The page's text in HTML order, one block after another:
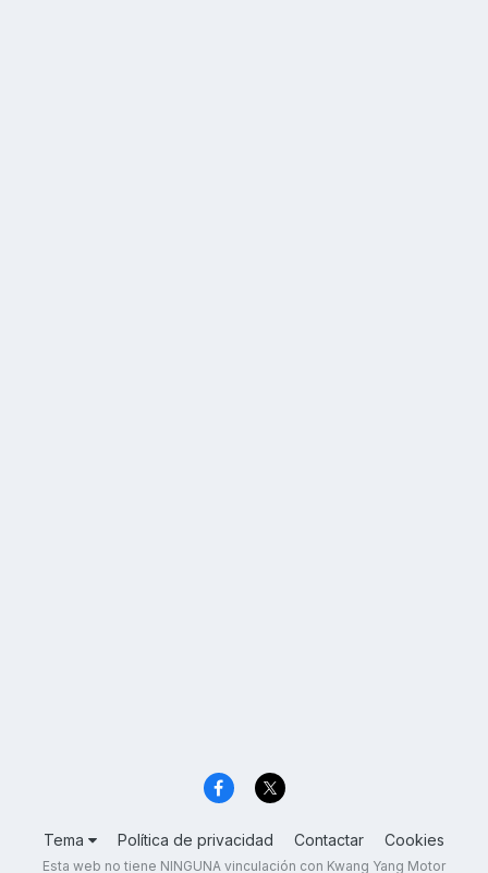
Tema Política de privacidad Contactar Cookies
Esta web no tiene NINGUNA vinculación con Kwang Yang Motor